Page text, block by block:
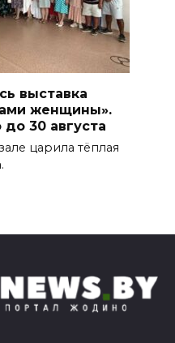
выставка
женщины».
30 августа
царила тёплая